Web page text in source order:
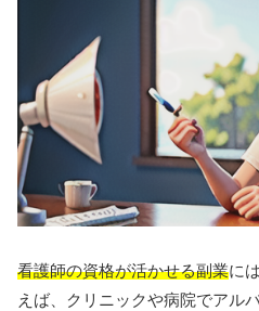
看護師の資格が活かせる副業に
えば、クリニックや病院でアル